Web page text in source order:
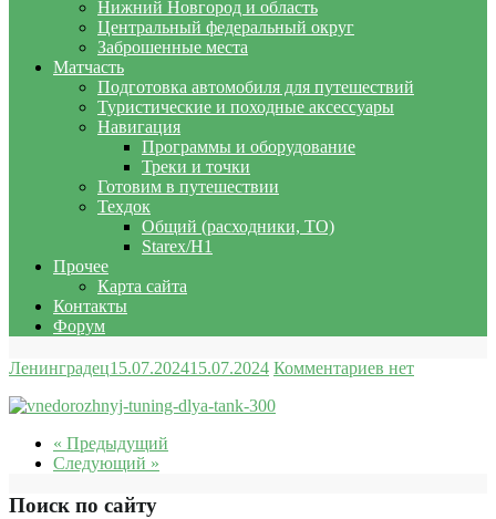
Нижний Новгород и область
Центральный федеральный округ
Заброшенные места
Матчасть
Подготовка автомобиля для путешествий
Туристические и походные аксессуары
Навигация
Программы и оборудование
Треки и точки
Готовим в путешествии
Техдок
Общий (расходники, ТО)
Starex/H1
Прочее
Карта сайта
Контакты
Форум
Ленинградец15.07.202415.07.2024 Комментариев нет
« Предыдущий
Следующий »
Поиск по сайту